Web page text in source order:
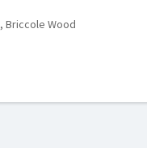
Briccole Wood